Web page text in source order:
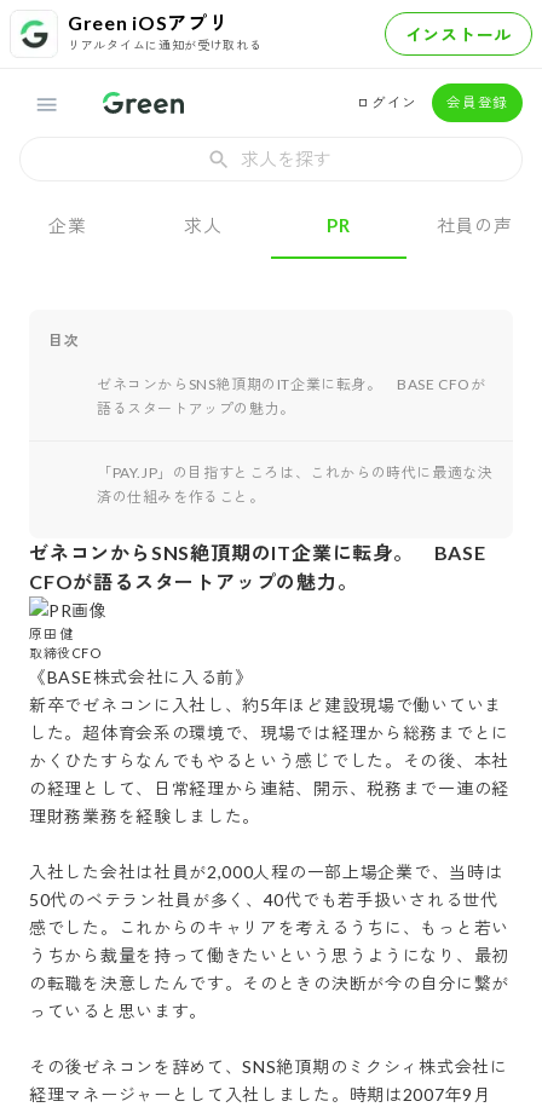
Green iOSアプリ
リアルタイムに通知が受け取れる インストール
ログイン 会員登録
求人を探す
企業 求人 PR 社員の声
目次
ゼネコンからSNS絶頂期のIT企業に転身。 BASE CFOが
語るスタートアップの魅力。
「PAY.JP」の目指すところは、これからの時代に最適な決
済の仕組みを作ること。
ゼネコンからSNS絶頂期のIT企業に転身。 BASE
CFOが語るスタートアップの魅力。
原田 健
《BASE株式会社に入る前》
新卒でゼネコンに入社し、約5年ほど建設現場で働いていま
した。超体育会系の環境で、現場では経理から総務までとに
かくひたすらなんでもやるという感じでした。その後、本社
の経理として、日常経理から連結、開示、税務まで一連の経
理財務業務を経験しました。
入社した会社は社員が2,000人程の一部上場企業で、当時は
50代のベテラン社員が多く、40代でも若手扱いされる世代
感でした。これからのキャリアを考えるうちに、もっと若い
うちから裁量を持って働きたいという思うようになり、最初
の転職を決意したんです。そのときの決断が今の自分に繋が
っていると思います。
その後ゼネコンを辞めて、SNS絶頂期のミクシィ株式会社に
経理マネージャーとして入社しました。時期は2007年9月